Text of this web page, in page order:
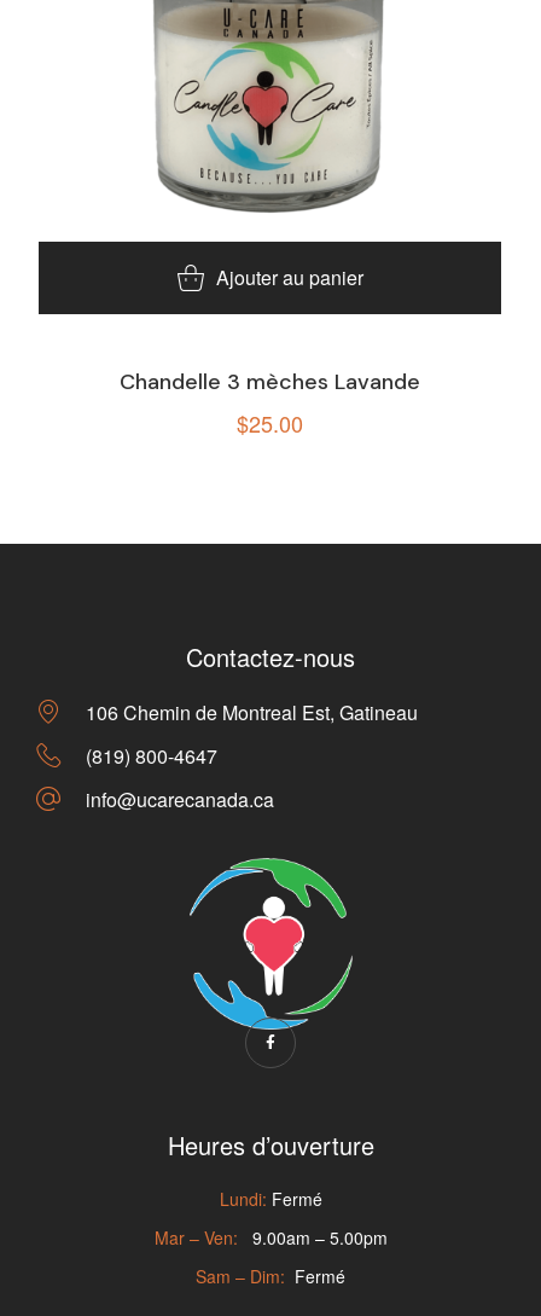
Ajouter au panier
Chandelle 3 mèches Lavande
$25.00
Contactez-nous
106 Chemin de Montreal Est, Gatineau
(819) 800-4647
info@ucarecanada.ca
Heures d’ouverture
Lundi: Fermé
Mar – Ven: 9.00am – 5.00pm
Sam – Dim: Fermé